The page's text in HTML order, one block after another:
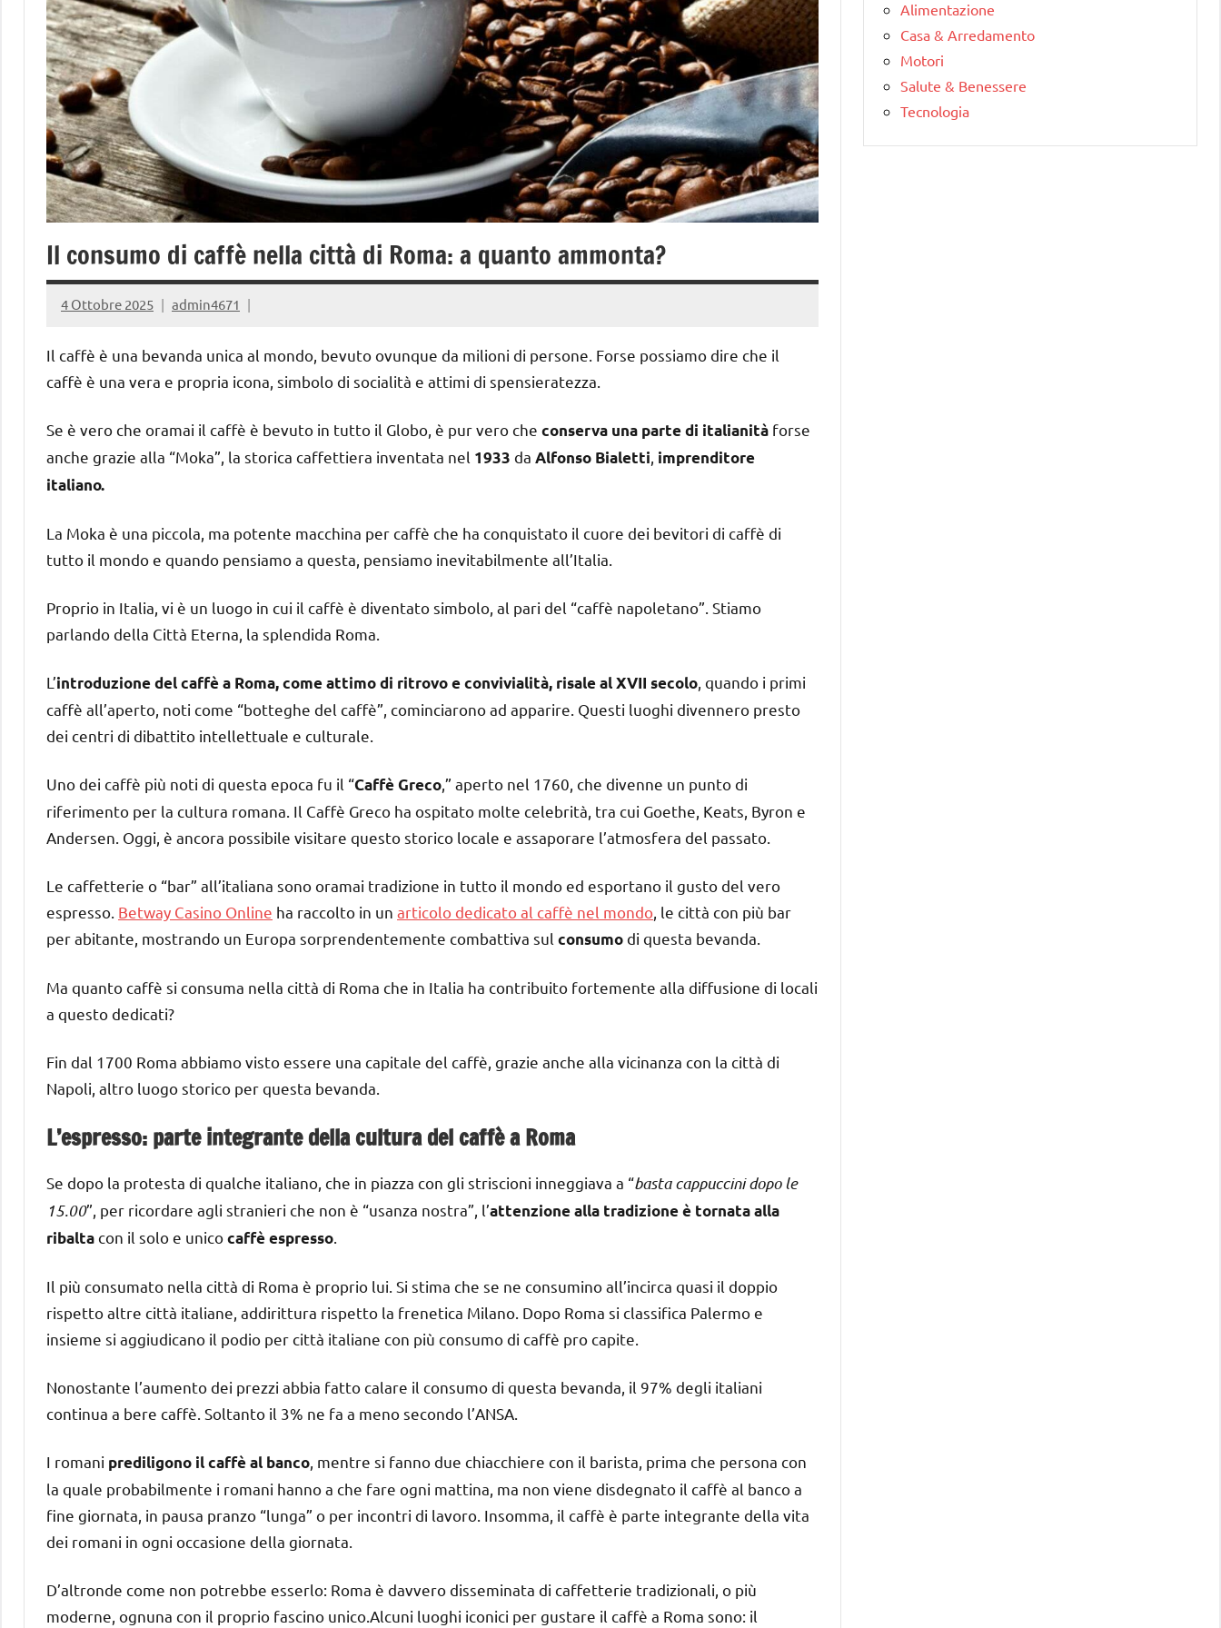
Il consumo di caffè nella città di Roma: a quanto ammonta?
4 Ottobre 2025 admin4671
Il caffè è una bevanda unica al mondo, bevuto ovunque da milioni di persone. Forse possiamo dire che il
caffè è una vera e propria icona, simbolo di socialità e attimi di spensieratezza.
Se è vero che oramai il caffè è bevuto in tutto il Globo, è pur vero che conserva una parte di italianità forse
anche grazie alla “Moka”, la storica caffettiera inventata nel 1933 da Alfonso Bialetti imprenditore
italiano.
La Moka è una piccola, ma potente macchina per caffè che ha conquistato il cuore dei bevitori di caffè di
tutto il mondo e quando pensiamo a questa, pensiamo inevitabilmente all’Italia.
Proprio in Italia, vi è un luogo in cui il caffè è diventato simbolo, al pari del “caffè napoletano”. Stiamo
parlando della Città Eterna, la splendida Roma.
L’introduzione del caffè a Roma, come attimo di ritrovo e convivialità, risale al XVII secolo , quando i primi
caffè all’aperto, noti come “botteghe del caffè”, cominciarono ad apparire. Questi luoghi divennero presto
dei centri di dibattito intellettuale e culturale.
Uno dei caffè più noti di questa epoca fu il “Caffè Greco,” aperto nel 1760, che divenne un punto di
riferimento per la cultura romana. Il Caffè Greco ha ospitato molte celebrità, tra cui Goethe, Keats, Byron e
Andersen. Oggi, è ancora possibile visitare questo storico locale e assaporare l’atmosfera del passato.
Le caffetterie o “bar” all’italiana sono oramai tradizione in tutto il mondo ed esportano il gusto del vero
espresso. Betway Casino Online ha raccolto in un articolo dedicato al caffè nel mondo , le città con più bar
per abitante, mostrando un Europa sorprendentemente combattiva sul consumodi questa bevanda.
Ma quanto caffè si consuma nella città di Roma che in Italia ha contribuito fortemente alla diffusione di locali
a questo dedicati?
Fin dal 1700 Roma abbiamo visto essere una capitale del caffè, grazie anche alla vicinanza con la città di
Napoli, altro luogo storico per questa bevanda.
L’espresso: parte integrante della cultura del caffè a Roma
Se dopo la protesta di qualche italiano, che in piazza con gli striscioni inneggiava a “basta cappuccini dopo le
15.00”, per ricordare agli stranieri che non è “usanza nostra”, l’attenzione alla tradizione è tornata alla
ribaltacon il solo e unicocaffè espresso
Il più consumato nella città di Roma è proprio lui. Si stima che se ne consumino all’incirca quasi il doppio
rispetto altre città italiane, addirittura rispetto la frenetica Milano. Dopo Roma si classifica Palermo e
insieme si aggiudicano il podio per città italiane con più consumo di caffè pro capite.
Nonostante l’aumento dei prezzi abbia fatto calare il consumo di questa bevanda, il 97% degli italiani
continua a bere caffè. Soltanto il 3% ne fa a meno secondo l’ANSA.
I romani prediligono il caffè al banco , mentre si fanno due chiacchiere con il barista, prima che persona con
la quale probabilmente i romani hanno a che fare ogni mattina, ma non viene disdegnato il caffè al banco a
fine giornata, in pausa pranzo “lunga” o per incontri di lavoro. Insomma, il caffè è parte integrante della vita
dei romani in ogni occasione della giornata.
D’altronde come non potrebbe esserlo: Roma è davvero disseminata di caffetterie tradizionali, o più
moderne, ognuna con il proprio fascino unico.Alcuni luoghi iconici per gustare il caffè a Roma sono: il
Alimentazione
Casa & Arredamento
Motori
Salute & Benessere
Tecnologia